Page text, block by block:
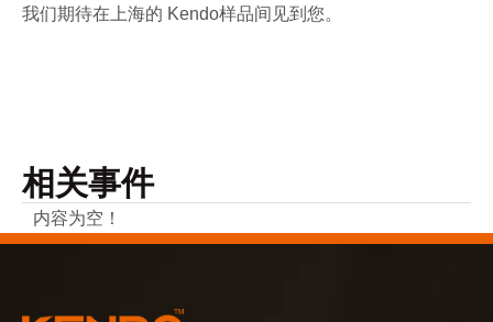
我们期待在上海的 Kendo样品间见到您。
相关事件
内容为空！